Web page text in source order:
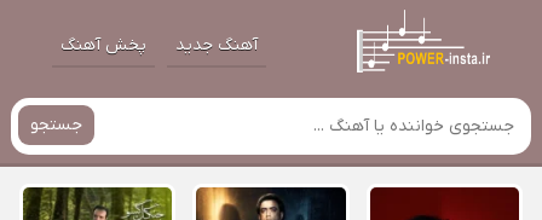
آهنگ جدید پخش آهنگ
جستجو